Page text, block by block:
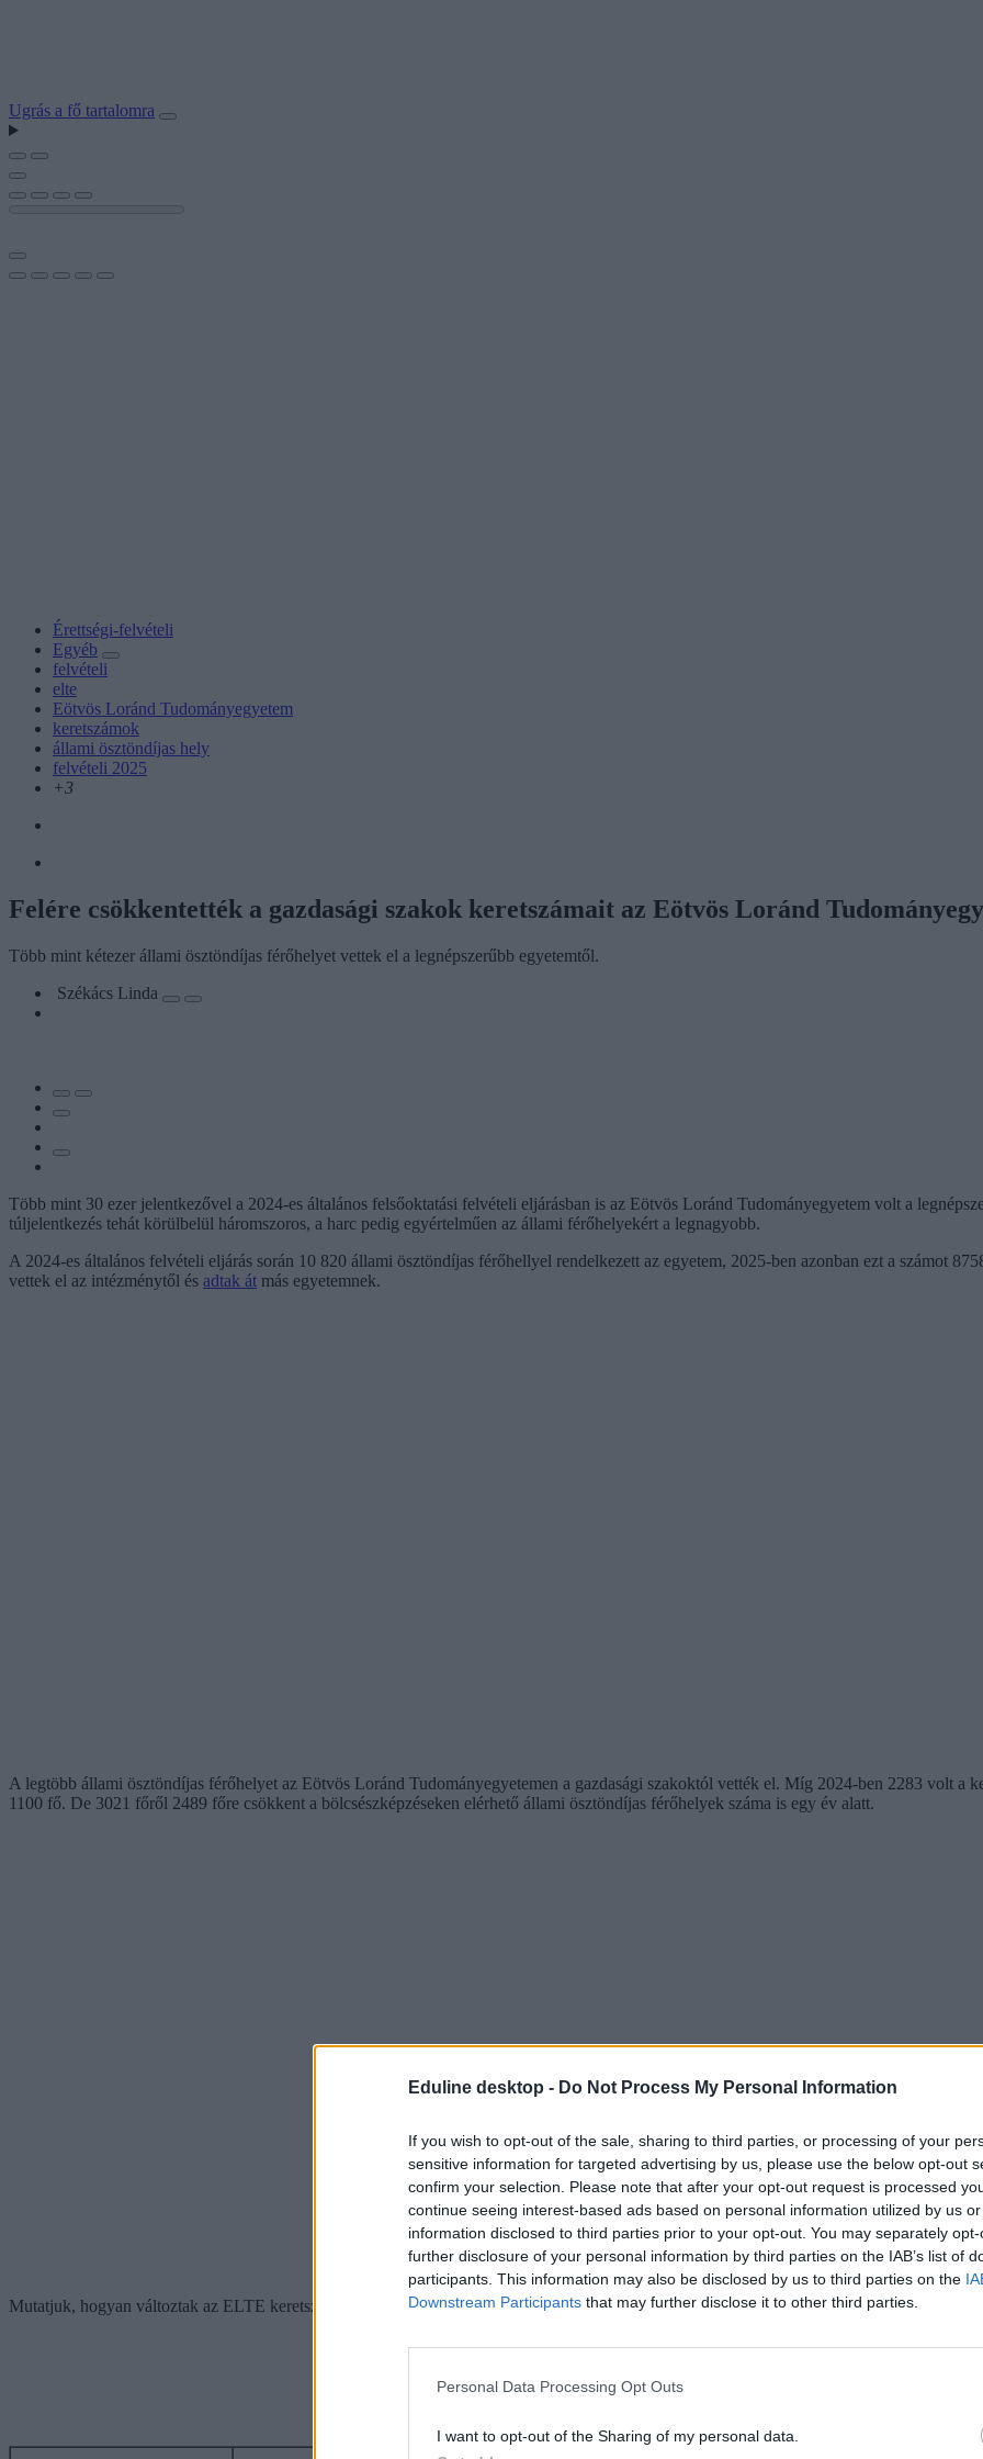
Eduline desktop - Do Not Process My Personal Information
If you wish to opt-out of the sale, sharing to third parties, or processing of your
sensitive information for targeted advertising by us, please use the below opt-out
confirm your selection. Please note that after your opt-out request is processed
continue seeing interest-based ads based on personal information utilized by us
information disclosed to third parties prior to your opt-out. You may separately
further disclosure of your personal information by third parties on the IAB’s list of
participants. This information may also be disclosed by us to third parties on the
Downstream Participants that may further disclose it to other third parties.
Personal Data Processing Opt Outs
I want to opt-out of the Sharing of my personal data.
Ugrás a fő tartalomra
Érettségi-felvételi
Egyéb
felvételi
elte
Eötvös Loránd Tudományegyetem
keretszámok
állami ösztöndíjas hely
felvételi 2025
+3
Felére csökkentették a gazdasági szakok keretszámait az Eötvös Loránd
Több mint kétezer állami ösztöndíjas férőhelyet vettek el a legnépszerűbb egyetemtől.
Székács Linda
Több mint 30 ezer jelentkezővel a 2024-es általános felsőoktatási felvételi eljárásban is az Eötvös Loránd Tudományegyetem volt a
túljelentkezés tehát körülbelül háromszoros, a harc pedig egyértelműen az állami férőhelyekért a legnagyobb.
A 2024-es általános felvételi eljárás során 10 820 állami ösztöndíjas férőhellyel rendelkezett az egyetem, 2025-ben azonban ezt a számot
vettek el az intézménytől és adtak át más egyetemnek.
A legtöbb állami ösztöndíjas férőhelyet az Eötvös Loránd Tudományegyetemen a gazdasági szakoktól vették el. Míg 2024-ben 2283 volt a
1100 fő. De 3021 főről 2489 főre csökkent a bölcsészképzéseken elérhető állami ösztöndíjas férőhelyek száma is egy év alatt.
Mutatjuk, hogyan változtak az ELTE keretszámai képzésterületenként: